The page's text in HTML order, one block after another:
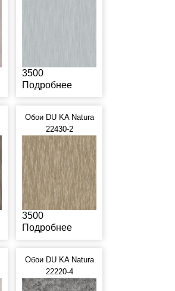
3500
Подробнее
Обои DU KA Natura
22430-2
3500
Подробнее
Обои DU KA Natura
22220-4